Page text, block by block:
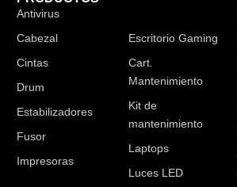
Antivirus
Cabezal
Cintas
Drum
Estabilizadores
Fusor
Impresoras
Escritorio Gaming
Cart.
Mantenimiento
Kit de
mantenimiento
Laptops
Luces LED